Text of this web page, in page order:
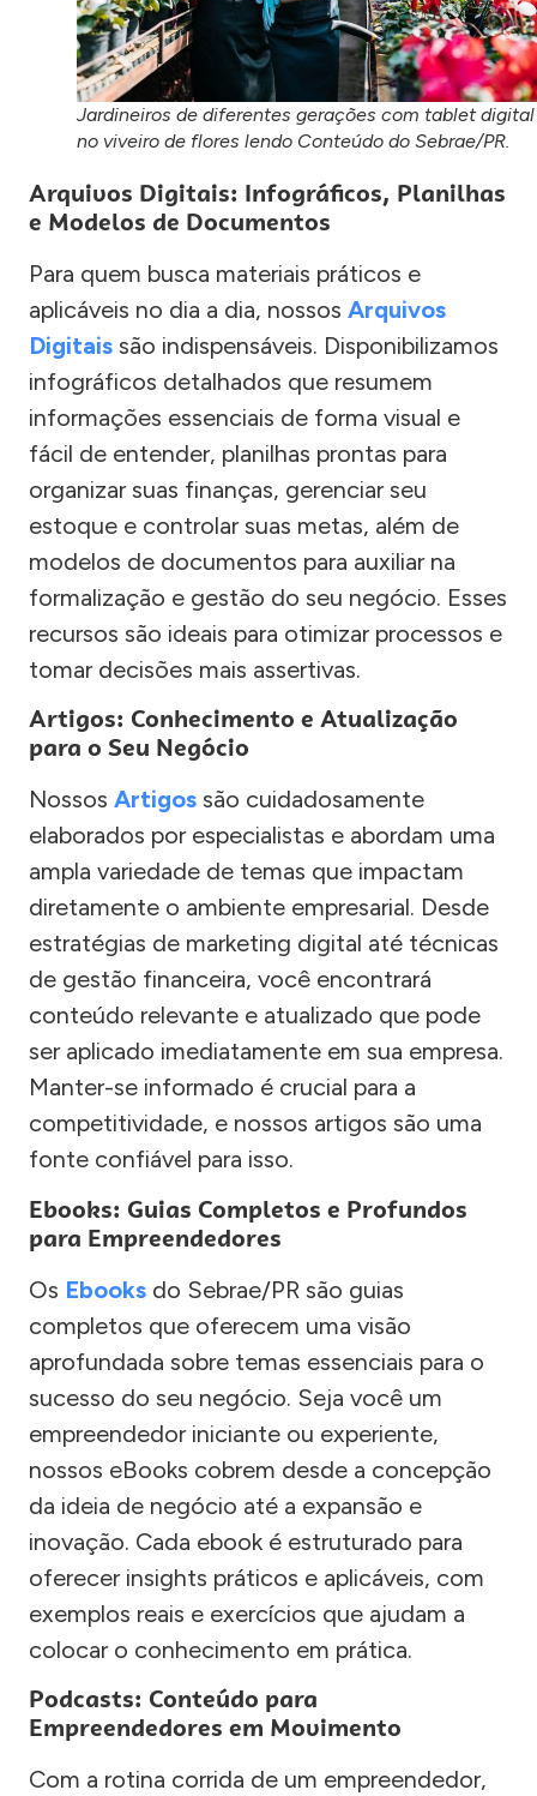
Jardineiros de diferentes gerações com tablet digital
no viveiro de flores lendo Conteúdo do Sebrae/PR.
Arquivos Digitais: Infográficos, Planilhas
e Modelos de Documentos
Para quem busca materiais práticos e
aplicáveis no dia a dia, nossos Arquivos
Digitais são indispensáveis. Disponibilizamos
infográficos detalhados que resumem
informações essenciais de forma visual e
fácil de entender, planilhas prontas para
organizar suas finanças, gerenciar seu
estoque e controlar suas metas, além de
modelos de documentos para auxiliar na
formalização e gestão do seu negócio. Esses
recursos são ideais para otimizar processos e
tomar decisões mais assertivas.
Artigos: Conhecimento e Atualização
para o Seu Negócio
Nossos Artigos são cuidadosamente
elaborados por especialistas e abordam uma
ampla variedade de temas que impactam
diretamente o ambiente empresarial. Desde
estratégias de marketing digital até técnicas
de gestão financeira, você encontrará
conteúdo relevante e atualizado que pode
ser aplicado imediatamente em sua empresa.
Manter-se informado é crucial para a
competitividade, e nossos artigos são uma
fonte confiável para isso.
Ebooks: Guias Completos e Profundos
para Empreendedores
Os Ebooks do Sebrae/PR são guias
completos que oferecem uma visão
aprofundada sobre temas essenciais para o
sucesso do seu negócio. Seja você um
empreendedor iniciante ou experiente,
nossos eBooks cobrem desde a concepção
da ideia de negócio até a expansão e
inovação. Cada ebook é estruturado para
oferecer insights práticos e aplicáveis, com
exemplos reais e exercícios que ajudam a
colocar o conhecimento em prática.
Podcasts: Conteúdo para
Empreendedores em Movimento
Com a rotina corrida de um empreendedor,